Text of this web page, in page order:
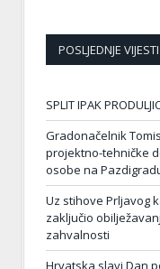
POSLJEDNJE VIJESTI
SPLIT IPAK
Gradonačelnik
projektno-tehničke
osobe na
Uz stihove Prljavog
zaključio
zahvalnosti
Hrvatska slavi Dan